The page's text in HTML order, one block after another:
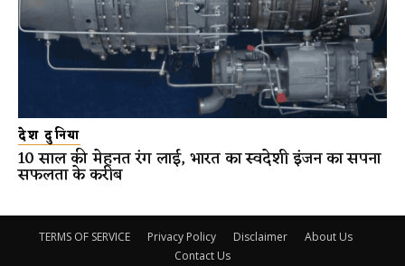
देश दुनिया
10 साल की मेहनत रंग लाई, भारत का स्वदेशी इंजन का सपना
सफलता के करीब
TERMS OF SERVICE Privacy Policy Disclaimer
About Us
Contact Us